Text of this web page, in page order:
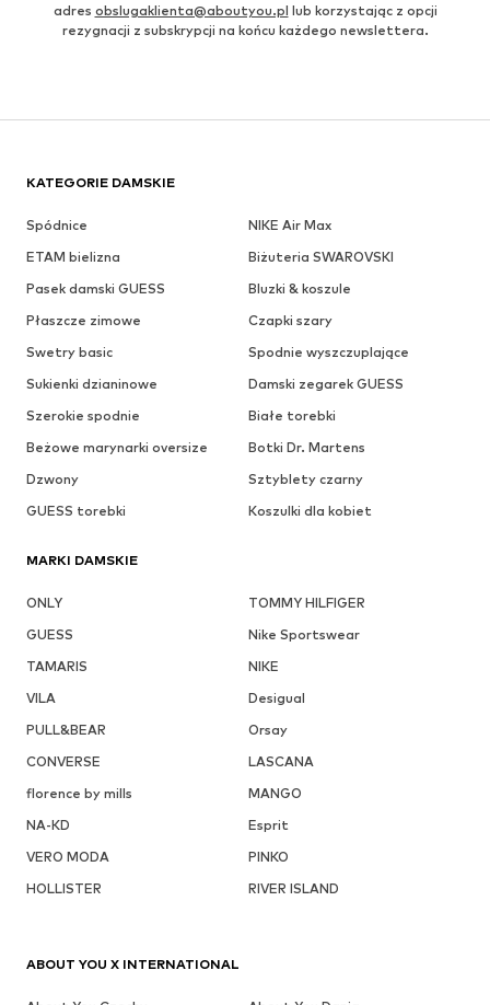
adres obslugaklienta@aboutyou.pl lub korzystając z opcji
rezygnacji z subskrypcji na końcu każdego newslettera.
KATEGORIE DAMSKIE
Spódnice
NIKE Air Max
ETAM bielizna
Biżuteria SWAROVSKI
Pasek damski GUESS
Bluzki & koszule
Płaszcze zimowe
Czapki szary
Swetry basic
Spodnie wyszczuplające
Sukienki dzianinowe
Damski zegarek GUESS
Szerokie spodnie
Białe torebki
Beżowe marynarki oversize
Botki Dr. Martens
Dzwony
Sztyblety czarny
GUESS torebki
Koszulki dla kobiet
MARKI DAMSKIE
ONLY
TOMMY HILFIGER
GUESS
Nike Sportswear
TAMARIS
NIKE
VILA
Desigual
PULL&BEAR
Orsay
CONVERSE
LASCANA
florence by mills
MANGO
NA-KD
Esprit
VERO MODA
PINKO
HOLLISTER
RIVER ISLAND
ABOUT YOU X INTERNATIONAL